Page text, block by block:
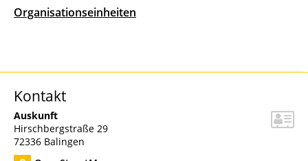
Kontakt
Auskunft
Hirschbergstraße 29
72336 Balingen
Organisationseinheiten